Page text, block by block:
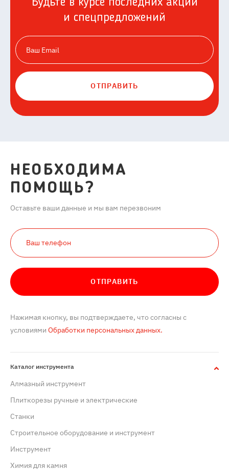
Будьте в курсе последних акций
и спецпредложений
ОТПРАВИТЬ
НЕОБХОДИМА
ПОМОЩЬ?
Оставьте ваши данные и мы вам перезвоним
ОТПРАВИТЬ
Нажимая кнопку, вы подтверждаете, что согласны с
условиями Обработки персональных данных.
Каталог инструмента
Алмазный инструмент
Плиткорезы ручные и электрические
Станки
Строительное оборудование и инструмент
Инструмент
Химия для камня